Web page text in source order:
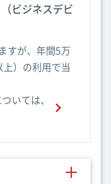
ビジネスデビ
すが、年間5万
）の利用で当
いては、